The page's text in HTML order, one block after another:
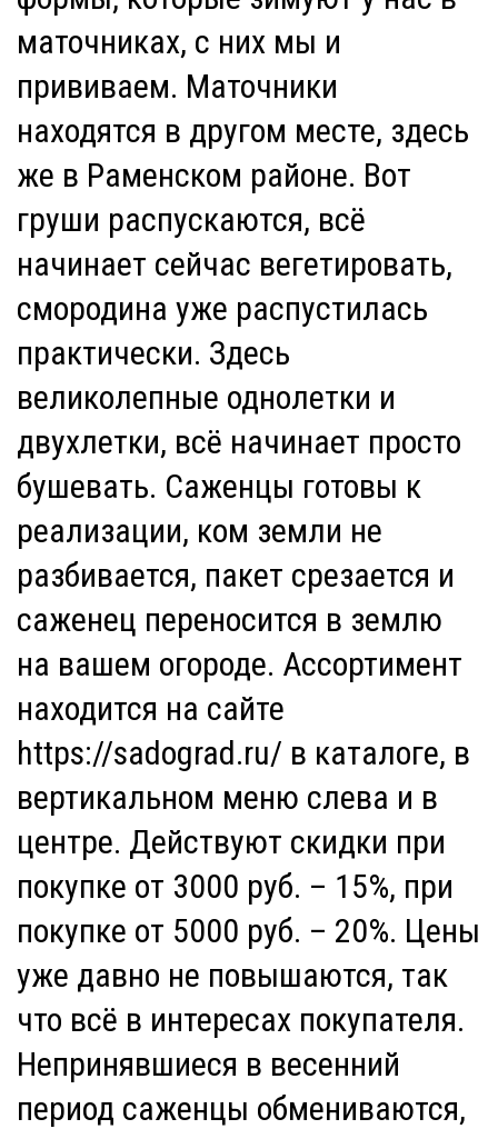
маточниках, с них мы и
прививаем. Маточники
находятся в другом месте, здесь
же в Раменском районе. Вот
груши распускаются, всё
начинает сейчас вегетировать,
смородина уже распустилась
практически. Здесь
великолепные однолетки и
двухлетки, всё начинает просто
бушевать. Саженцы готовы к
реализации, ком земли не
разбивается, пакет срезается и
саженец переносится в землю
на вашем огороде. Ассортимент
находится на сайте
https://sadograd.ru/ в каталоге, в
вертикальном меню слева и в
центре. Действуют скидки при
покупке от 3000 руб. – 15%, при
покупке от 5000 руб. – 20%. Цены
уже давно не повышаются, так
что всё в интересах покупателя.
Непринявшиеся в весенний
период саженцы обмениваются,